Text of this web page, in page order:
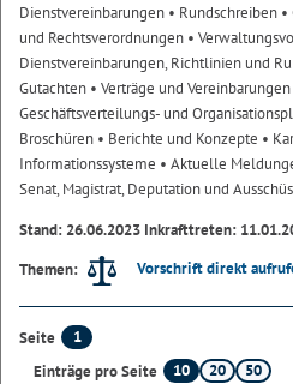
Dienstvereinbarungen • Rundschreiben
und Rechtsverordnungen •
Dienstvereinbarungen, Richtlinien und
Gutachten • Verträge und Vereinbarungen
Geschäftsverteilungs- und
Broschüren • Berichte und Konzepte •
Informationssysteme • Aktuelle
Senat, Magistrat, Deputation und
Stand: 26.06.2023 Inkrafttreten:
Themen:
Vorschrift direkt
Seite
1
Einträge pro Seite
10 20 50